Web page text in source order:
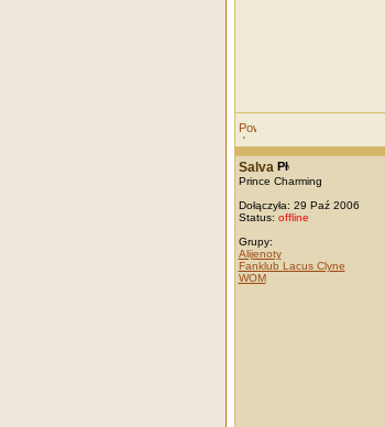
Salva
Prince Charming
Dołączyła: 29 Paź 2006
Status: offline
Grupy:
Alijenoty
Fanklub Lacus Clyne
WOM